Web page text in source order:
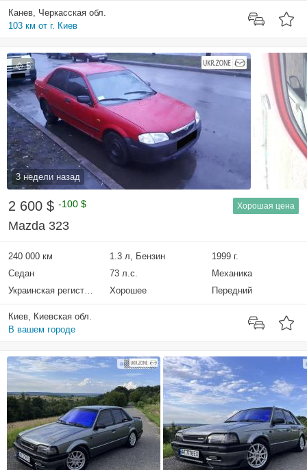
Канев, Черкасская обл.
103 км от г. Киев
5
3 недели назад
2 600 $ -100 $ Хорошая цена
Mazda 323
240 000 км 1.3 л, Бензин
1999 г.
Седан
73 л.с.
Механика
Украинская регистрация
Хорошее Передний
Киев, Киевская обл.
В вашем городе